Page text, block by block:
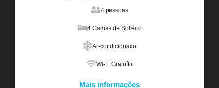
4 pessoas
4 Camas de Solteiro
Ar-condicionado
Wi-Fi Gratuíto
Mais informações